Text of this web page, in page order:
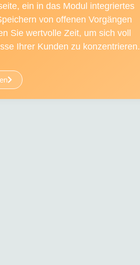
ein in das Modul integriertes
von offenen Vorgängen
Sie wertvolle Zeit, um sich voll
Ihrer Kunden zu konzentrieren.